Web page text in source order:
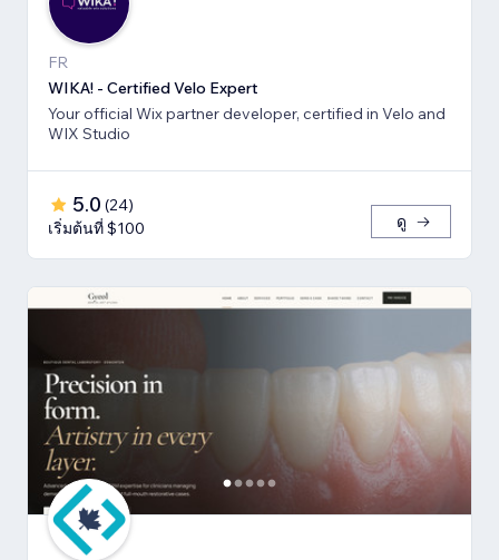
FR
WIKA! - Certified Velo Expert
Your official Wix partner developer, certified in Velo and
WIX Studio
5.0 (24)
เริ่มต้นที่ $100
ดู